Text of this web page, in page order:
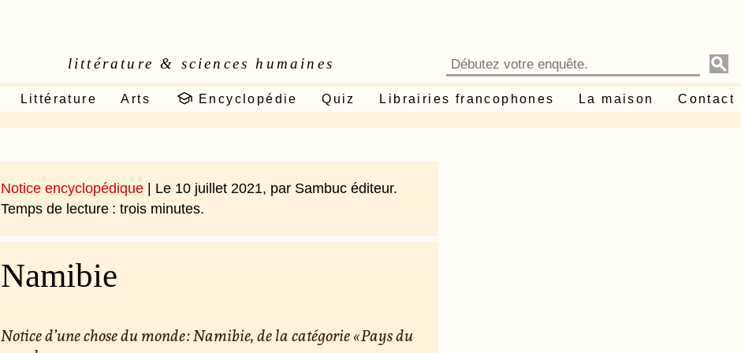
littérature & sciences humaines
Littérature Arts Encyclopédie Quiz Librairies francophones La maison Contact
Notice encyclopédique | Le 10 juillet 2021, par Sambuc éditeur.
Temps de lecture : trois minutes.
Namibie
Notice d’une chose du monde : Namibie, de la catégorie « Pays du